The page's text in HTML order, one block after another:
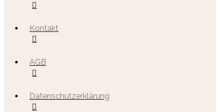
Kontakt
AGB
Datenschutzerklärung